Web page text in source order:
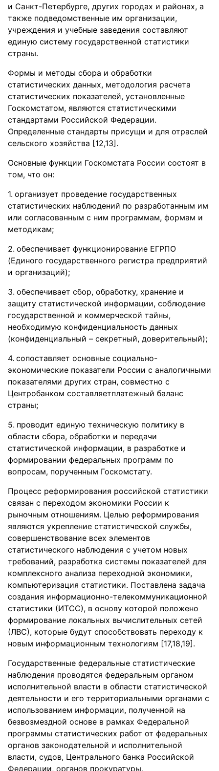
и Санкт-Петербурге, других городах и районах, а
также подведомственные им организации,
учреждения и учебные заведения составляют
единую систему государственной статистики
страны.
Формы и методы сбора и обработки
статистических данных, методология расчета
статистических показателей, установленные
Госкомстатом, являются статистическими
стандартами Российской Федерации.
Определенные стандарты присущи и для отраслей
сельского хозяйства [12,13].
Основные функции Госкомстата России состоят в
том, что он:
организует проведение государственных
статистических наблюдений по разработанным им
или согласованным с ним программам, формам и
методикам;
обеспечивает функционирование ЕГРПО
(Единого государственного регистра предприятий
и организаций);
обеспечивает сбор, обработку, хранение и
защиту статистической информации, соблюдение
государственной и коммерческой тайны,
необходимую конфиденциальность данных
(конфиденциальный – секретный, доверительный);
сопоставляет основные социально-
экономические показатели России с аналогичными
показателями других стран, совместно с
Центробанком составляетплатежный баланс
страны;
проводит единую техническую политику в
области сбора, обработки и передачи
статистической информации, в разработке и
формировании федеральных программ по
вопросам, порученным Госкомстату.
Процесс реформирования российской статистики
связан с переходом экономики России к
рыночным отношениям. Целью реформирования
являются укрепление статистической службы,
совершенствование всех элементов
статистического наблюдения с учетом новых
требований, разработка системы показателей для
комплексного анализа переходной экономики,
компьютеризация статистики. Поставлена задача
создания информационно-телекоммуникационной
статистики (ИТСС), в основу которой положено
формирование локальных вычислительных сетей
(ЛВС), которые будут способствовать переходу к
новым информационным технологиям [17,18,19].
Государственные федеральные статистические
наблюдения проводятся федеральным органом
исполнительной власти в области статистической
деятельности и его территориальными органами с
использованием информации, полученной на
безвозмездной основе в рамках Федеральной
программы статистических работ от федеральных
органов законодательной и исполнительной
власти, судов, Центрального банка Российской
Федерации, органов прокуратуры,